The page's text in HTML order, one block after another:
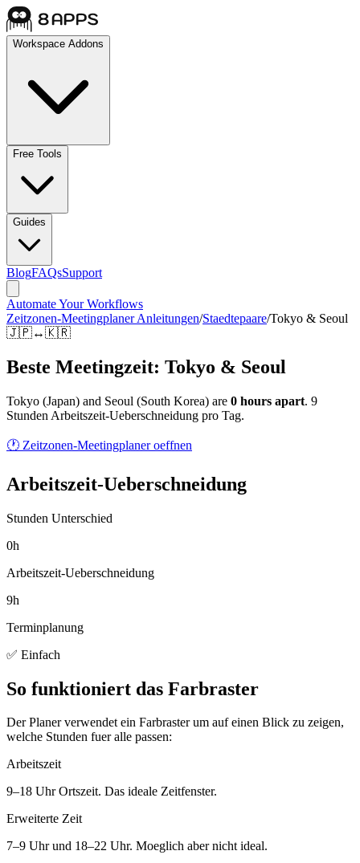
Workspace Addons
Free Tools
Guides
BlogFAQsSupport
Automate Your Workflows
Zeitzonen-Meetingplaner Anleitungen/Staedtepaare/Tokyo & Seoul
🇯🇵↔🇰🇷
Beste Meetingzeit: Tokyo & Seoul
Tokyo (Japan) and Seoul (South Korea) are 0 hours apart. 9
Stunden Arbeitszeit-Ueberschneidung pro Tag.
🕐 Zeitzonen-Meetingplaner oeffnen
Arbeitszeit-Ueberschneidung
Stunden Unterschied
0h
Arbeitszeit-Ueberschneidung
9h
Terminplanung
✅ Einfach
So funktioniert das Farbraster
Der Planer verwendet ein Farbraster um auf einen Blick zu zeigen,
welche Stunden fuer alle passen:
Arbeitszeit
9–18 Uhr Ortszeit. Das ideale Zeitfenster.
Erweiterte Zeit
7–9 Uhr und 18–22 Uhr. Moeglich aber nicht ideal.